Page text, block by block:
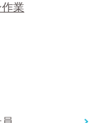
業